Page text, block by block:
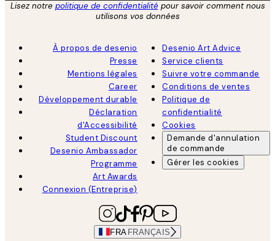
Lisez notre politique de confidentialitépour savoir comment nous
utilisons vos données
À propos de desenio
Presse
Mentions légales
Career
Développement durable
Déclaration
d'Accessibilité
Student Discount
Desenio Ambassador
Programme
Art Awards
Connexion (Entreprise)
Desenio Art Advice
Service clients
Suivre votre commande
Conditions de ventes
Politique de
confidentialité
Cookies
Demande d'annulation
de commande
Gérer les cookies
FRA FRANÇAIS